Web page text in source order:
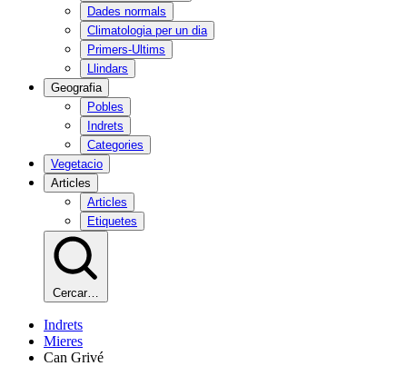
Dades normals
Climatologia per un dia
Primers-Ultims
Llindars
Geografia
Pobles
Indrets
Categories
Vegetacio
Articles
Articles
Etiquetes
Cercar…
Indrets
Mieres
Can Grivé